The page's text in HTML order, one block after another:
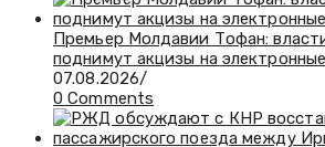
Премьер Молдавии Тофан:
поднимут акцизы на
07.08.2026/
0 Comments